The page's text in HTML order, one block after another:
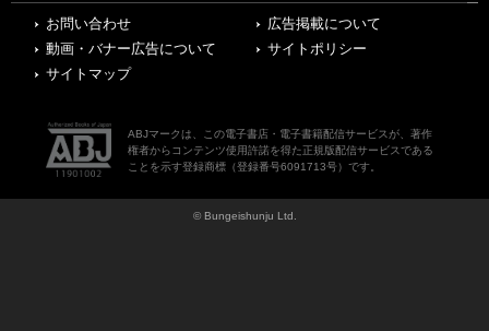
お問い合わせ
広告掲載について
動画・バナー広告について
サイトポリシー
サイトマップ
ABJマークは、この電子書店・電子書籍配信サービスが、著作
権者からコンテンツ使用許諾を得た正規版配信サービスである
ことを示す登録商標（登録番号6091713号）です。
© Bungeishunju Ltd.